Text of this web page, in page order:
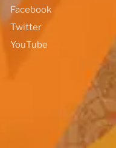
Facebook
Twitter
YouTube